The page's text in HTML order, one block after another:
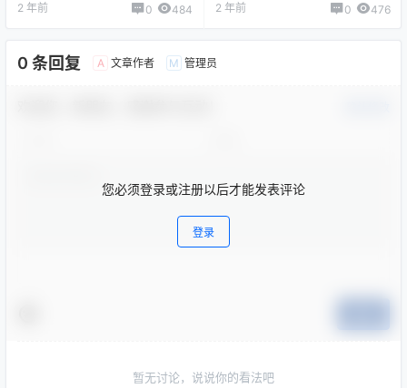
2 年前 0 484 2 年前 0 476
0 条回复 A 文章作者 M 管理员
您必须登录或注册以后才能发表评论
登录
暂无讨论，说说你的看法吧